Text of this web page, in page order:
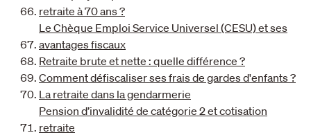
retraite à 70 ans ?
Le Chèque Emploi Service Universel (CESU) et ses
avantages fiscaux
Retraite brute et nette : quelle différence ?
Comment défiscaliser ses frais de gardes d'enfants ?
La retraite dans la gendarmerie
Pension d’invalidité de catégorie 2 et cotisation
retraite